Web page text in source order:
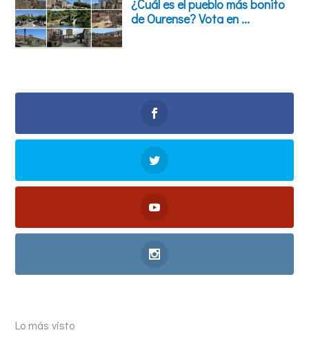
Lo más visto